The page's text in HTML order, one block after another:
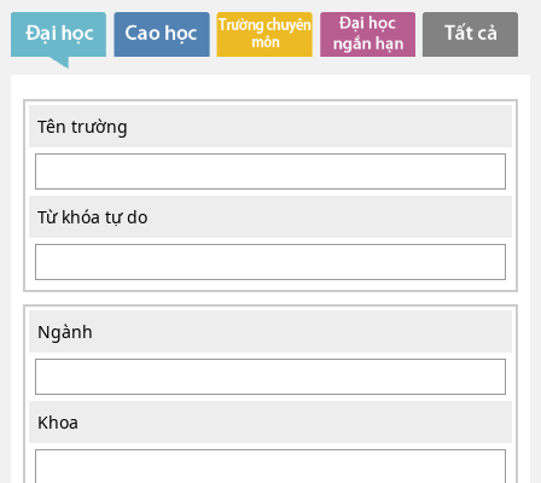
có đua phao trên suối, mùa thu thì vừa ngồi trên thuyền canu vừa ngắm
lá đỏ, còn mùa đông thì có trượt tuyết. Đối với những du học sinh thích
hoạt động thì Hokkaido có thể là một nơi lý tưởng. Các đại học ở đây,
Tên trường
Từ khóa tự do
Ngành
Khoa